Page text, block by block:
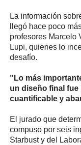
La información
llegó hace poco
profesores Marcelo
Lupi, quienes lo
desafío.
"Lo más
un diseño final fue
cuantificable y
El jurado que
compuso por seis
Starbust y del